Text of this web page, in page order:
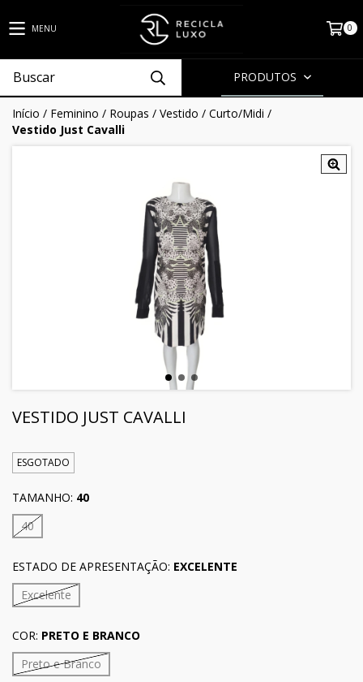
MENU 0
PRODUTOS
Início / Feminino / Roupas / Vestido / Curto/Midi /
Vestido Just Cavalli
VESTIDO JUST CAVALLI
ESGOTADO
TAMANHO: 40
40
ESTADO DE APRESENTAÇÃO: EXCELENTE
Excelente
COR: PRETO E BRANCO
Preto e Branco